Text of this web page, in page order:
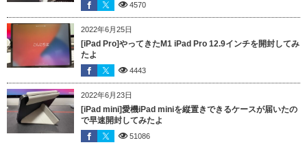
4570
2022年6月25日
[iPad Pro]やってきたM1 iPad Pro 12.9インチを開封してみ
たよ
4443
2022年6月23日
[iPad mini]愛機iPad miniを縦置きできるケースが届いたの
で早速開封してみたよ
51086